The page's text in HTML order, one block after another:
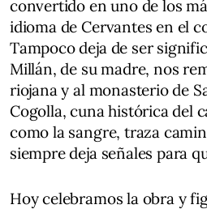
convertido en uno de los
idioma de Cervantes en el
Tampoco deja de ser
Millán, de su madre, nos
riojana y al monasterio de
Cogolla, cuna histórica del
como la sangre, traza
siempre deja señales para
Hoy celebramos la obra y